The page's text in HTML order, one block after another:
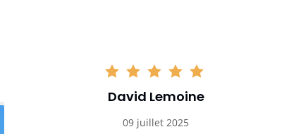
David Lemoine
09 juillet 2025